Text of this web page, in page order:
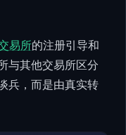
易所的注册引导和
与其他交易所区分
兵，而是由真实转